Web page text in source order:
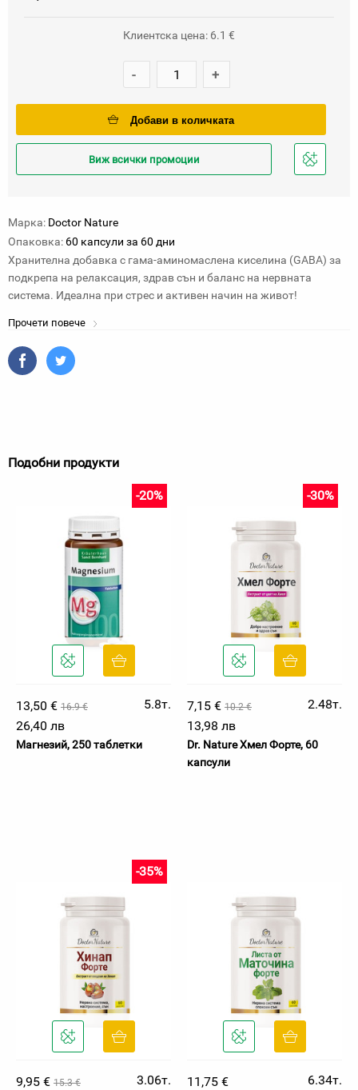
Клиентска цена: 6.1 €
- +
Добави в количката
Виж всички промоции
Добави
Марка: Doctor Nature
Опаковка: 60 капсули за 60 дни
Хранителна добавка с гама-аминомаслена киселина (GABA) за
подкрепа на релаксация, здрав сън и баланс на нервната
система. Идеална при стрес и активен начин на живот!
Прочети повече
Подобни продукти
13,50 € 16.9 €
-20%
5.8т.
26,40 лв
Магнезий, 250 таблетки
7,15 € 10.2 €
-30%
2.48т.
13,98 лв
Dr. Nature Хмел Форте, 60
капсули
9,95 € 15.3 €
-35%
3.06т.
11,75 €
6.34т.